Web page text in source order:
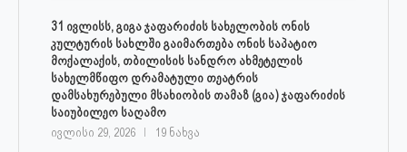
31 ივლისს, გიგა ჯაფარიძის სახელობის ონის
კულტურის სახლში გაიმართება ონის საპატიო
მოქალაქის, თბილისის სანდრო ახმეტელის
სახელმწიფო დრამატული თეატრის
დამსახურებული მსახიობის თამაზ (გია) ჯაფარიძის
საიუბილეო საღამო
ივლისი 29, 2026 19 ნახვა